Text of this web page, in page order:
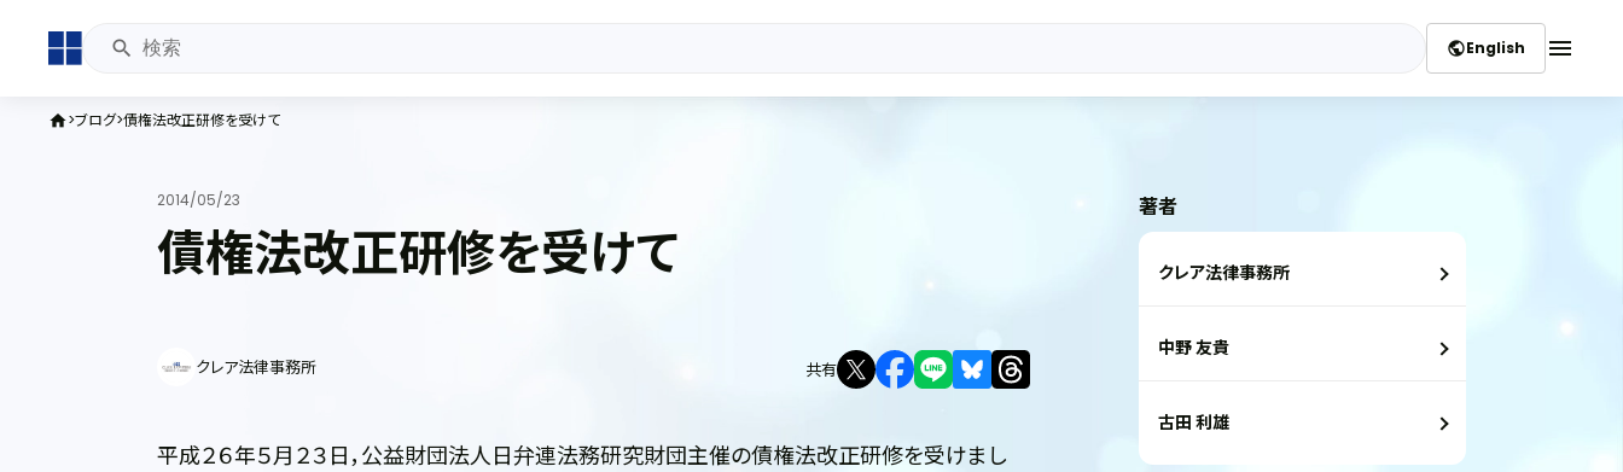
publicEnglish menu
home ブログ 債権法改正研修を受けて
2014/05/23
債権法改正研修を受けて
クレア法律事務所 共有
平成２６年５月２３日，公益財団法人日弁連法務研究財団主催の債権法改正研修を受けまし
著者
クレア法律事務所
中野 友貴
古田 利雄